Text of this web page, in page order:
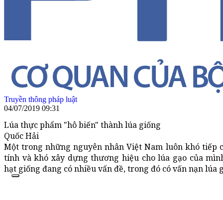
Truyền thông pháp luật
04/07/2019 09:31
Lúa thực phẩm "hô biến" thành lúa giống
Quốc Hải
Một trong những nguyên nhân Việt Nam luôn khó tiếp
tính và khó xây dựng thương hiệu cho lúa gạo của
hạt giống đang có nhiều vấn đề, trong đó có vấn nạn lúa